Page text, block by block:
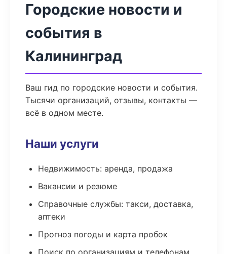
Городские новости и
события в
Калининград
Ваш гид по городские новости и события.
Тысячи организаций, отзывы, контакты —
всё в одном месте.
Наши услуги
Недвижимость: аренда, продажа
Вакансии и резюме
Справочные службы: такси, доставка,
аптеки
Прогноз погоды и карта пробок
Поиск по организациям и телефонам